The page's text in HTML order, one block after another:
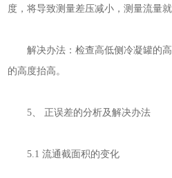
度，将导致测量差压减小，测量流量就
解决办法：检查高低侧冷凝罐的高
的高度抬高。
5、 正误差的分析及解决办法
5.1 流通截面积的变化